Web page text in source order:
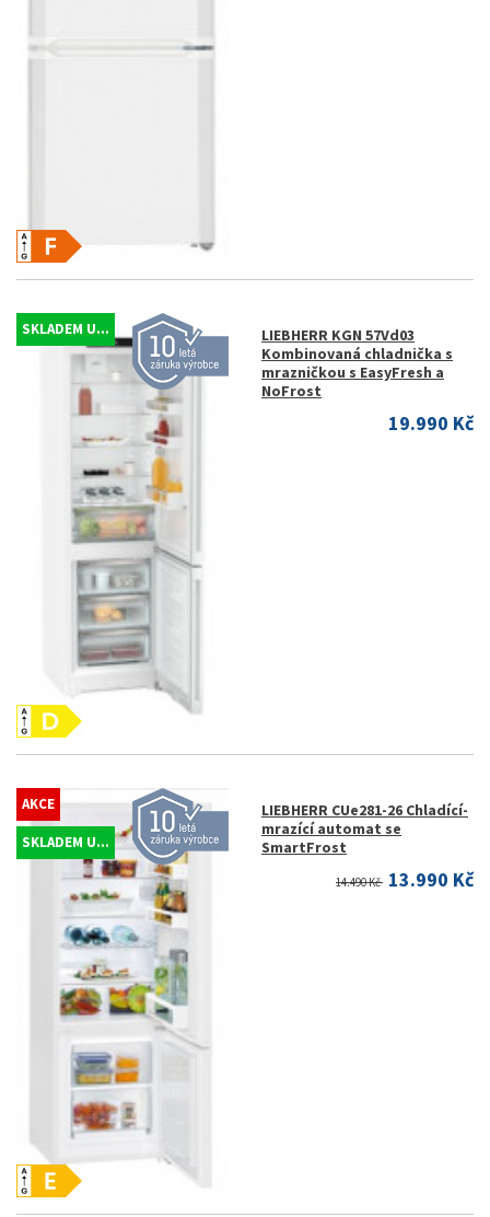
SKLADEM U...
LIEBHERR KGN 57Vd03
Kombinovaná chladnička s
mrazničkou s EasyFresh a
NoFrost
19.990 Kč
AKCE
SKLADEM U...
LIEBHERR CUe281-26 Chladící-
mrazící automat se
SmartFrost
14.490 Kč 13.990 Kč